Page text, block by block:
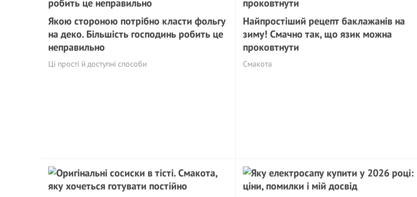
Якою стороною потрібно класти фольгу
на деко. Більшість господинь робить це
неправильно
Ці прості й доступні способи
Найпростіший рецепт баклажанів на
зиму! Смачно так, що язик можна
проковтнути
Смакота